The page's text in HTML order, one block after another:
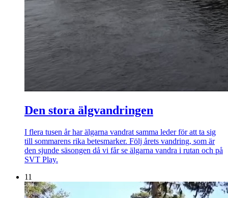
Den stora älgvandringen
I flera tusen år har älgarna vandrat samma leder för att ta sig
till sommarens rika betesmarker. Följ årets vandring, som är
den sjunde säsongen då vi får se älgarna vandra i rutan och på
SVT Play.
11